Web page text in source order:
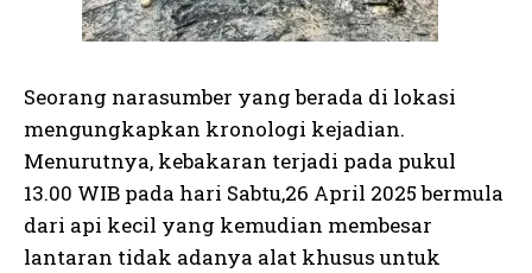
Seorang narasumber yang berada di lokasi
mengungkapkan kronologi kejadian.
Menurutnya, kebakaran terjadi pada pukul
13.00 WIB pada hari Sabtu,26 April 2025 bermula
dari api kecil yang kemudian membesar
lantaran tidak adanya alat khusus untuk